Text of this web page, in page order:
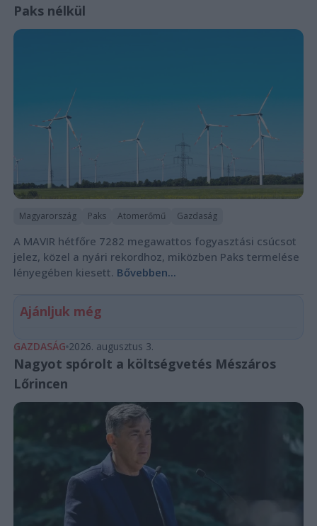
Paks nélkül
Magyarország Paks Atomerőmű Gazdaság
A MAVIR hétfőre 7282 megawattos fogyasztási csúcsot
jelez, közel a nyári rekordhoz, miközben Paks termelése
lényegében kiesett. Bővebben...
Ajánljuk még
GAZDASÁG 2026. augusztus 3.
Nagyot spórolt a költségvetés Mészáros
Lőrincen